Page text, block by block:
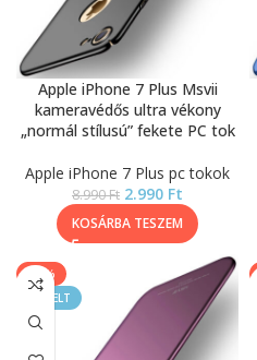
Apple iPhone 7 Plus Msvii
kameravédős ultra vékony
„normál stílusú” fekete PC tok
Apple iPhone 7 Plus pc tokok
8.990Ft 2.990 Ft
KOSÁRBA TESZEM
-67%
KIEMELT